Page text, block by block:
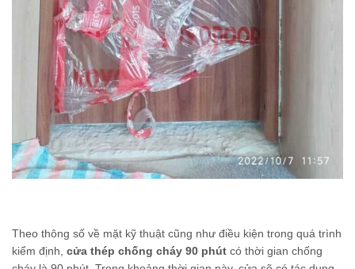
Theo thông số về mặt kỹ thuật cũng như điều kiện trong quá trình
kiểm định, cửa thép chống cháy 90 phút có thời gian chống